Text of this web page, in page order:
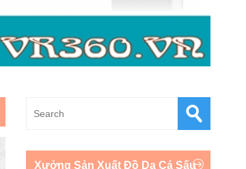
Xưởng Sản Xuất Đồ Da Cá Sấu